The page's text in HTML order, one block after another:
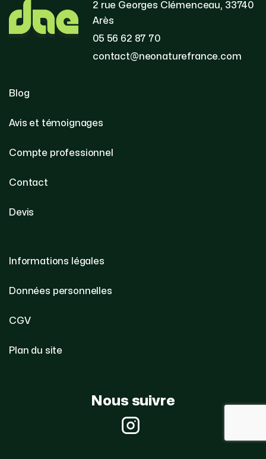
2 rue Georges Clémenceau, 33740
Arès
05 56 62 87 70
contact@neonaturefrance.com
Blog
Avis et témoignages
Compte professionnel
Contact
Devis
Informations légales
Données personnelles
CGV
Plan du site
Nous suivre
Instagram